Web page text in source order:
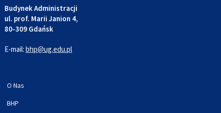
Budynek Administracji
ul. prof. Marii Janion 4,
80-309 Gdańsk
E-mail: bhp@ug.edu.pl
O Nas
BHP